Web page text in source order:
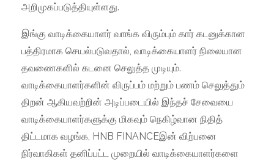
அறிமுகப்படுத்தியுள்ளது.
இங்கு வாடிக்கையாளர் வாங்க விரும்பும் கார் கடனுக்கான
பத்திரமாக செயல்படுவதால், வாடிக்கையாளர் நிலையான
தவணைகளில் கடனை செலுத்த முடியும்.
வாடிக்கையாளர்களின் விருப்பம் மற்றும் பணம் செலுத்தும்
திறன் ஆகியவற்றின் அடிப்படையில் இந்தச் சேவையை
வாடிக்கையாளர்களுக்கு மிகவும் நெகிழ்வான நிதித்
திட்டமாக வழங்க, HNB FINANCEஇன் விற்பனை
நிர்வாகிகள் தனிப்பட்ட முறையில் வாடிக்கையாளர்களை